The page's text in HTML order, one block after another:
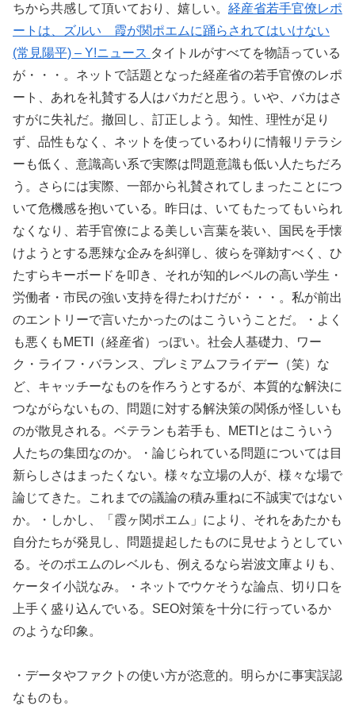
ちから共感して頂いており、嬉しい。 経産省若手官僚レポ
ートは、ズルい 霞が関ポエムに踊らされてはいけない
(常見陽平) – Y!ニュース タイトルがすべてを物語っている
が・・・。ネットで話題となった経産省の若手官僚のレポ
ート、あれを礼賛する人はバカだと思う。いや、バカはさ
すがに失礼だ。撤回し、訂正しよう。知性、理性が足り
ず、品性もなく、ネットを使っているわりに情報リテラシ
ーも低く、意識高い系で実際は問題意識も低い人たちだろ
う。さらには実際、一部から礼賛されてしまったことにつ
いて危機感を抱いている。昨日は、いてもたってもいられ
なくなり、若手官僚による美しい言葉を装い、国民を手懐
けようとする悪辣な企みを糾弾し、彼らを弾劾すべく、ひ
たすらキーボードを叩き、それが知的レベルの高い学生・
労働者・市民の強い支持を得たわけだが・・・。私が前出
のエントリーで言いたかったのはこういうことだ。・よく
も悪くもMETI（経産省）っぽい。社会人基礎力、ワー
ク・ライフ・バランス、プレミアムフライデー（笑）な
ど、キャッチーなものを作ろうとするが、本質的な解決に
つながらないもの、問題に対する解決策の関係が怪しいも
のが散見される。ベテランも若手も、METIとはこういう
人たちの集団なのか。・論じられている問題については目
新らしさはまったくない。様々な立場の人が、様々な場で
論じてきた。これまでの議論の積み重ねに不誠実ではない
か。・しかし、「霞ヶ関ポエム」により、それをあたかも
自分たちが発見し、問題提起したものに見せようとしてい
る。そのポエムのレベルも、例えるなら岩波文庫よりも、
ケータイ小説なみ。・ネットでウケそうな論点、切り口を
上手く盛り込んでいる。SEO対策を十分に行っているか
のような印象。
・データやファクトの使い方が恣意的。明らかに事実誤認
なものも。